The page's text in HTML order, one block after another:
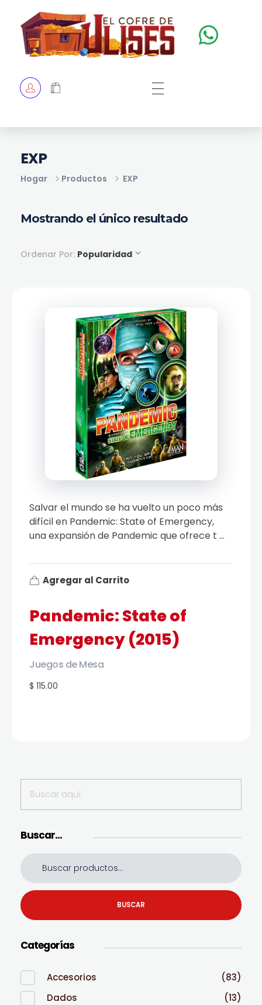
TIENDA
Hogar Productos EXP
EXP
Mostrando el único resultado
Ordenar Por: Popularidad
Pandemic: State of
Emergency (2015)
$ 115.00
Juegos de Mesa
Salvar el mundo se ha vuelto un poco más
difícil en Pandemic: State of Emergency,
una expansión de Pandemic que ofrece t ...
Agregar al Carrito
Buscar…
BUSCAR
Categorías
Accesorios
(83)
Dados
(13)